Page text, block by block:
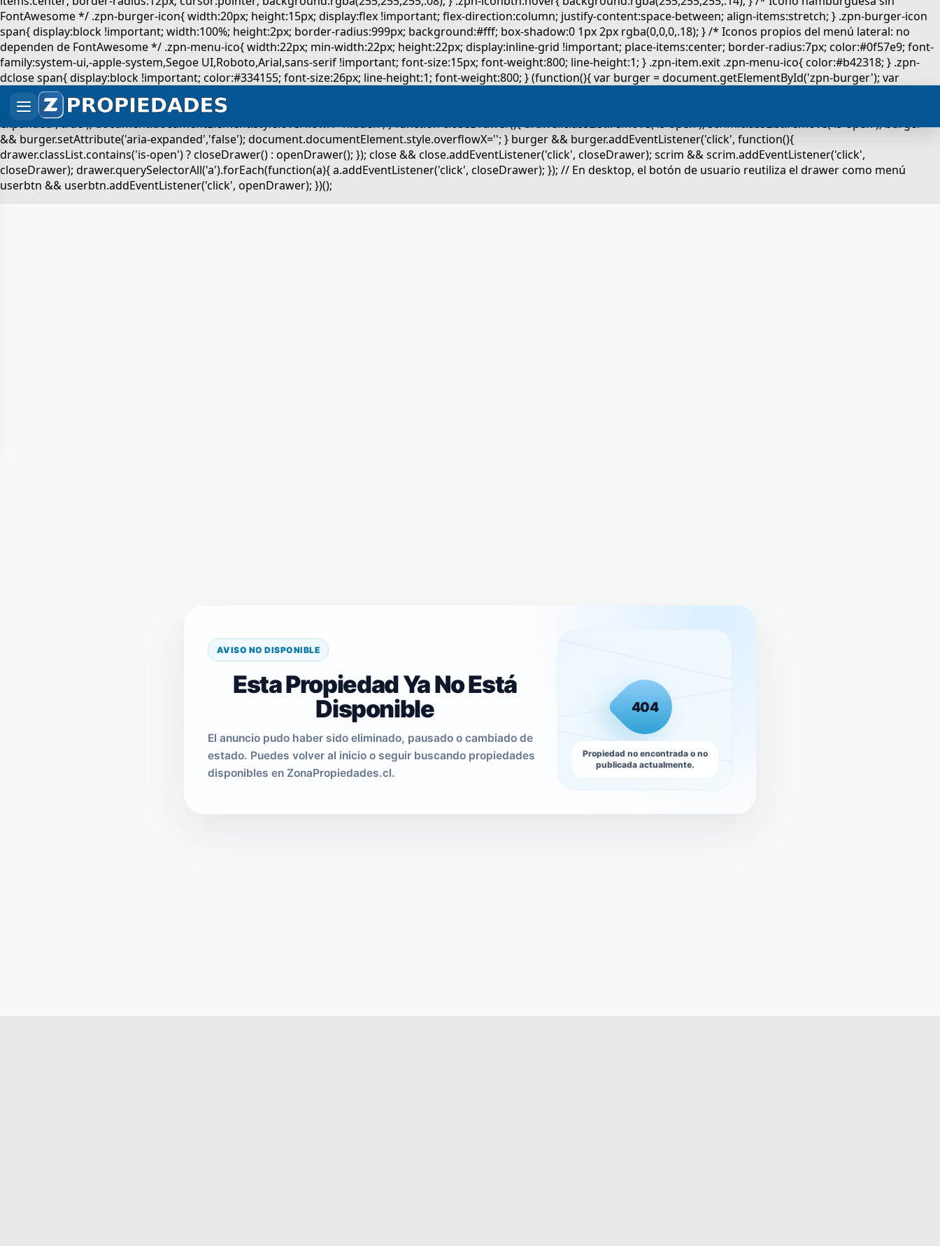
AVISO NO DISPONIBLE
Esta Propiedad Ya No Está
Disponible
El anuncio pudo haber sido eliminado, pausado o cambiado de
estado. Puedes volver al inicio o seguir buscando propiedades
disponibles en ZonaPropiedades.cl.
404
Propiedad no encontrada o no
publicada actualmente.